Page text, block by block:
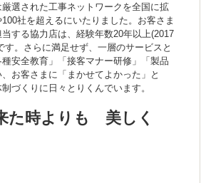
選された工事ネットワークを全国に拡
社を超えるにいたりました。お客さま
する協力店は、経験年数20年以上(2017
す。さらに満足せず、一層のサービスと
安全教育」「接客マナー研修」「製品
お客さまに「まかせてよかった」と
づくりに日々とりくんでいます。
た時よりも 美しく